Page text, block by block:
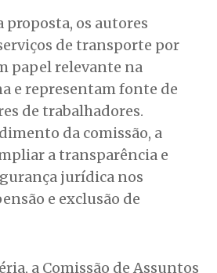
os autores
de transporte por
papel relevante na
e representam fonte de
de trabalhadores.
da comissão, a
a transparência e
jurídica nos
e exclusão de
a Comissão de Assuntos